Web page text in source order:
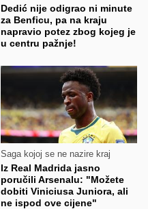
Dedić nije odigrao ni minute
za Benficu, pa na kraju
napravio potez zbog kojeg je
u centru pažnje!
Saga kojoj se ne nazire kraj
Iz Real Madrida jasno
poručili Arsenalu: "Možete
dobiti Viniciusa Juniora, ali
ne ispod ove cijene"